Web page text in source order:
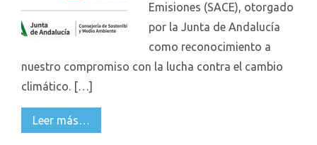
Emisiones (SACE), otorgado
por la Junta de Andalucía
como reconocimiento a
nuestro compromiso con la lucha contra el cambio
climático. […]
Leer más…